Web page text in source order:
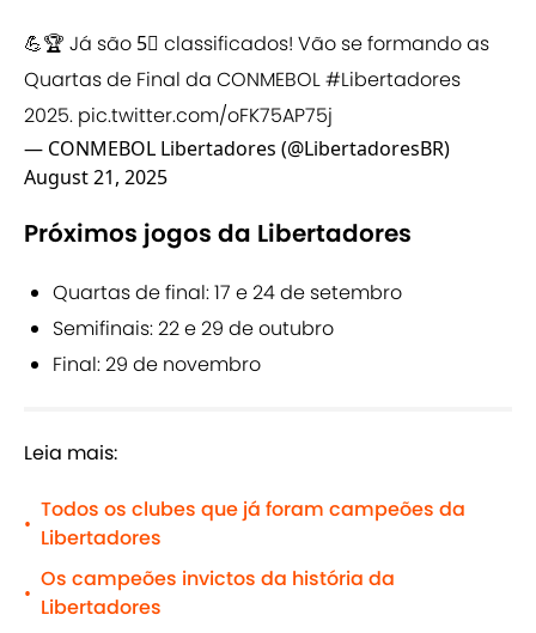
💪🏆 Já são 5⃣ classificados! Vão se formando as
Quartas de Final da CONMEBOL#Libertadores
2025. pic.twitter.com/oFK75AP75j
— CONMEBOL Libertadores (@LibertadoresBR)
August 21, 2025
Próximos jogos da Libertadores
Quartas de final: 17 e 24 de setembro
Semifinais: 22 e 29 de outubro
Final: 29 de novembro
Leia mais:
•
Todos os clubes que já foram campeões da
Libertadores
•
Os campeões invictos da história da
Libertadores